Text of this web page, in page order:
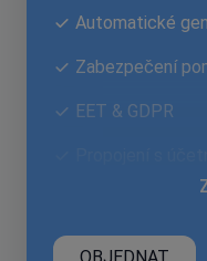
Automatické
Zabezpečení
EET & GDPR